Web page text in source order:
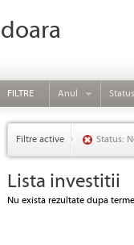
FILTRE Anul Status
Filtre active Status:
Lista investitii
Nu exista rezultate dupa